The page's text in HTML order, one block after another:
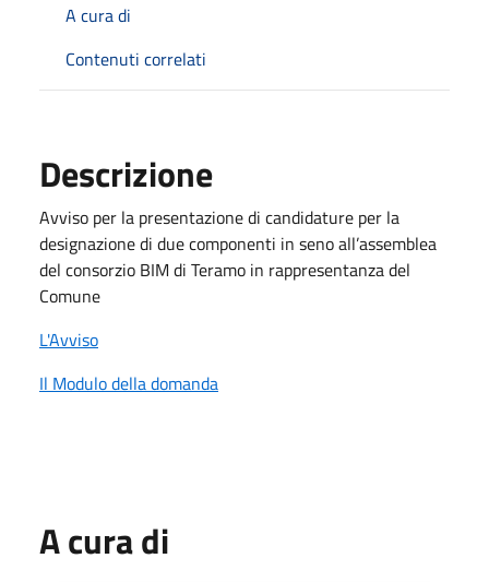
A cura di
Contenuti correlati
Descrizione
Avviso per la presentazione di candidature per la
designazione di due componenti in seno all’assemblea
del consorzio BIM di Teramo in rappresentanza del
Comune
L'Avviso
Il Modulo della domanda
A cura di